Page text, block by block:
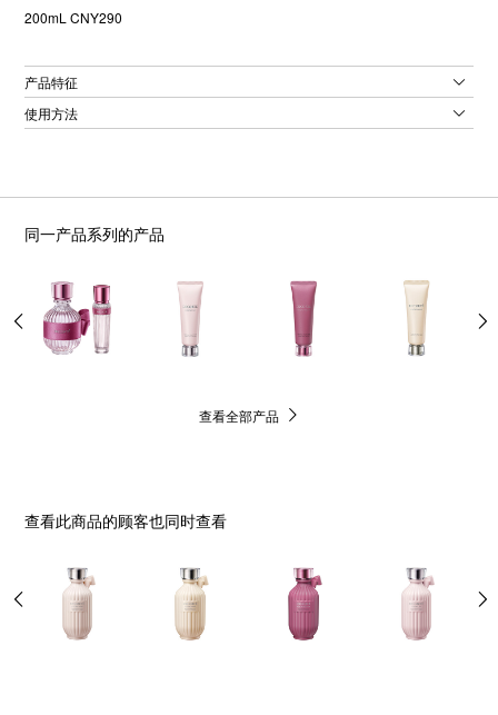
200mL CNY290
产品特征
使用方法
同一产品系列的产品
查看全部产品
查看此商品的顾客也同时查看